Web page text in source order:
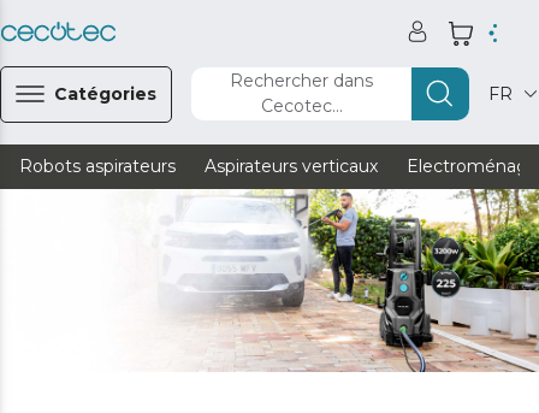
Catégories
Rechercher dans
Cecotec...
FR
Robots aspirateurs Aspirateurs verticaux